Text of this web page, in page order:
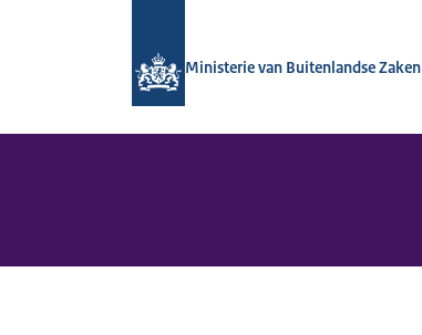
Ministerie van Buitenlandse Zaken